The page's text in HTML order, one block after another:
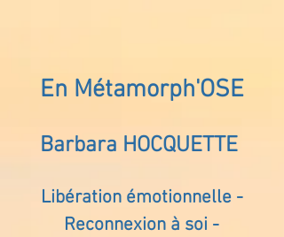
En Métamorph'OSE
Barbara HOCQUETTE
Libération émotionnelle -
Reconnexion à soi -